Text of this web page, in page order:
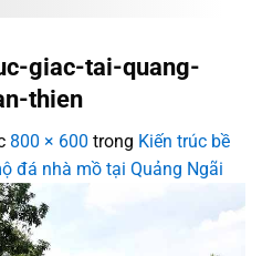
giac-tai-quang-
thien
800 × 600 trong Kiến trúc bề
đá nhà mồ tại Quảng Ngãi